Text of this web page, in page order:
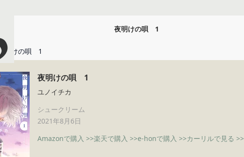
夜明けの唄 1
夜明けの唄 1
夜明けの唄 1
ユノイチカ
シュークリーム
2021年8月6日
Amazonで購入 >>楽天で購入 >>e-honで購入 >>カーリルで見る >>